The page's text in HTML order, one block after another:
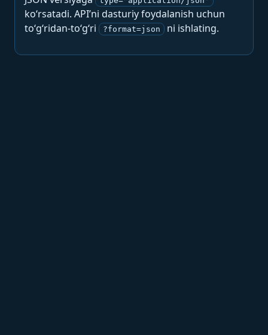
ko‘rsatadi. API’ni dasturiy foydalanish uchun
to‘g‘ridan-to‘g‘ri
?format=json ni ishlating.